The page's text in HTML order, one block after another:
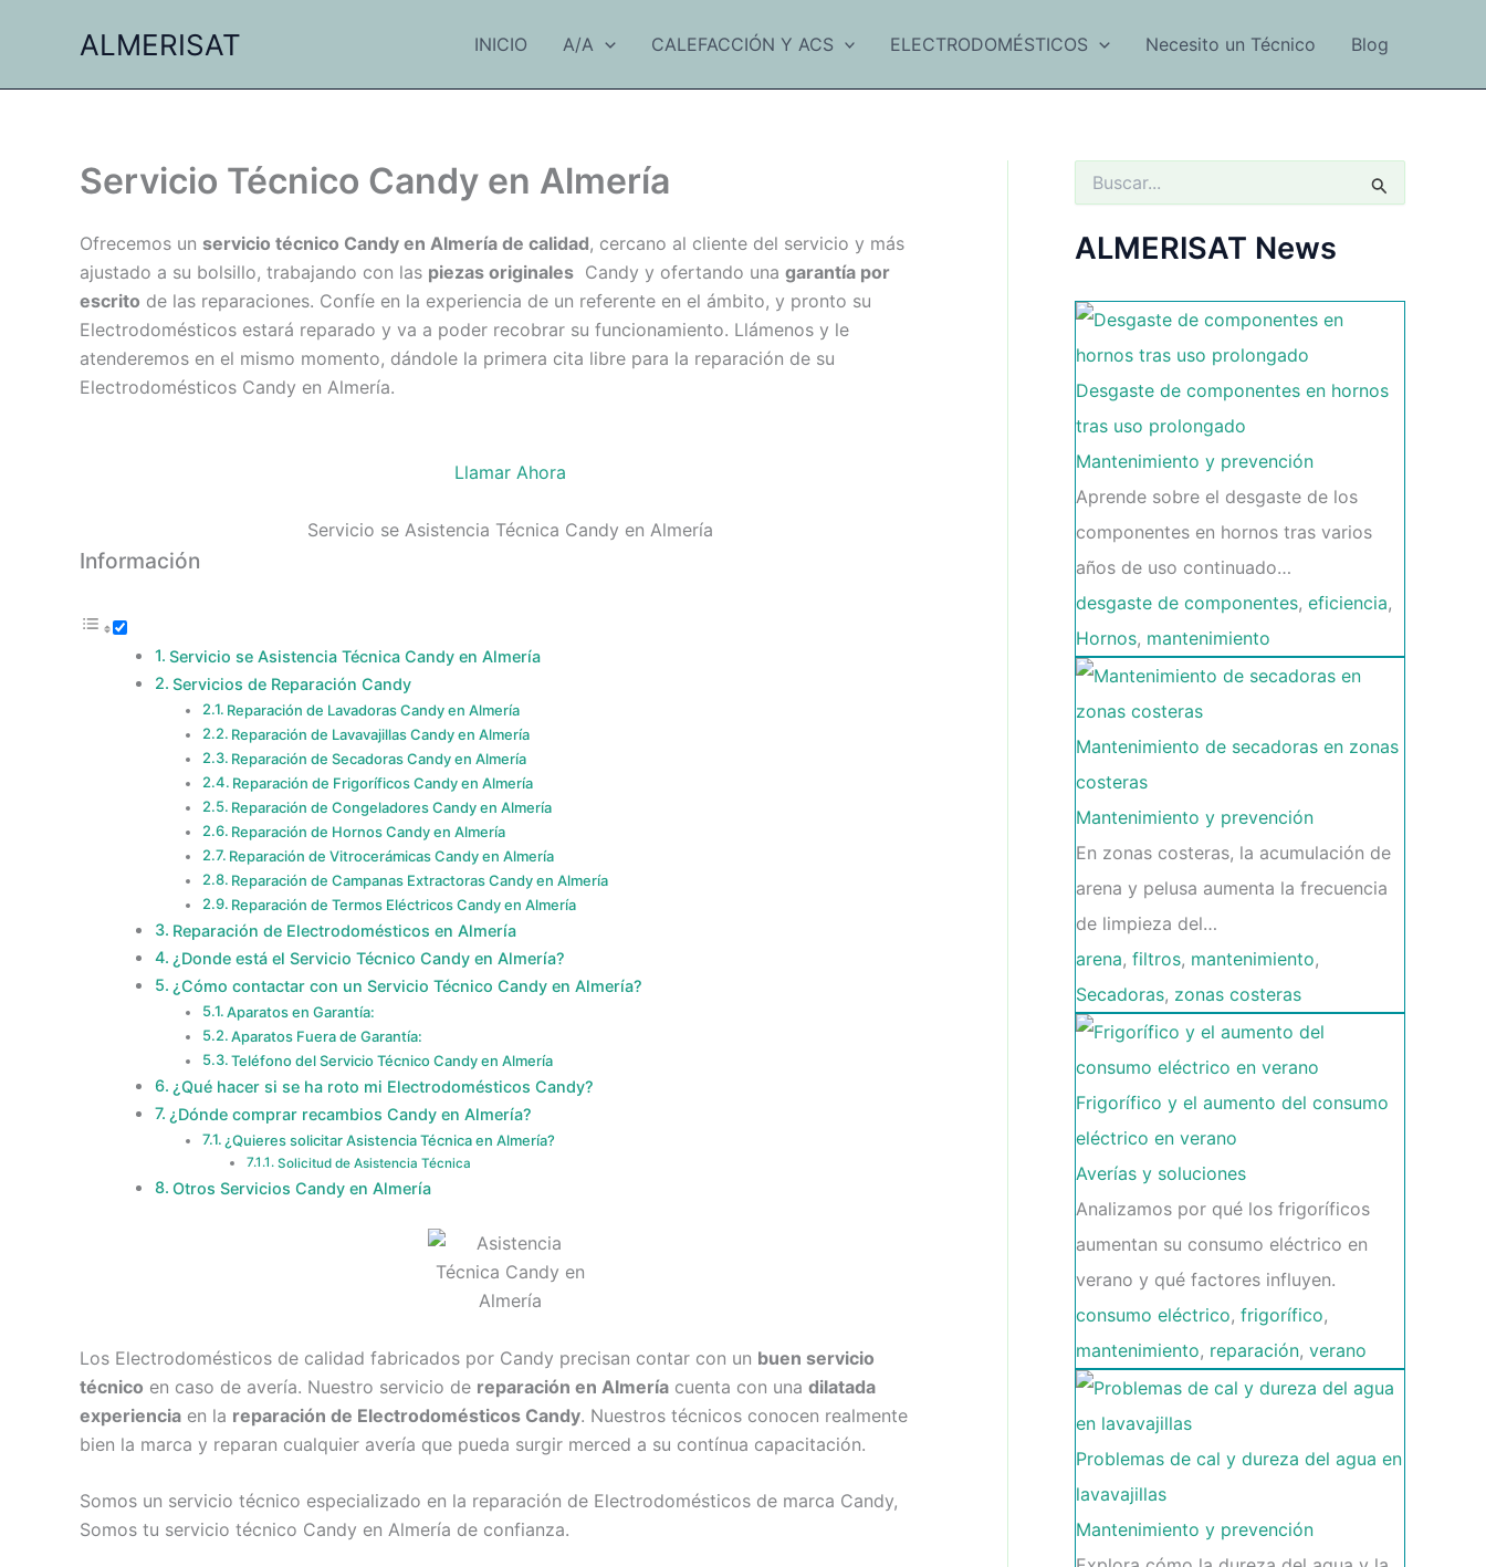
ALMERISAT INICIO A/A CALEFACCIÓN Y ACS ELECTRODOMÉSTICOS Necesito un Técnico Blog
Servicio Técnico Candy en Almería
Ofrecemos un servicio técnico Candy en Almería de calidad, cercano al cliente del servicio y más
ajustado a su bolsillo, trabajando con las piezas originales Candy y ofertando una garantía por
escrito de las reparaciones. Confíe en la experiencia de un referente en el ámbito, y pronto su
Electrodomésticos estará reparado y va a poder recobrar su funcionamiento. Llámenos y le
atenderemos en el mismo momento, dándole la primera cita libre para la reparación de su
Electrodomésticos Candy en Almería.
Llamar Ahora
Servicio se Asistencia Técnica Candy en Almería
Información
Servicio se Asistencia Técnica Candy en Almería
Servicios de Reparación Candy
Reparación de Lavadoras Candy en Almería
Reparación de Lavavajillas Candy en Almería
Reparación de Secadoras Candy en Almería
Reparación de Frigoríficos Candy en Almería
Reparación de Congeladores Candy en Almería
Reparación de Hornos Candy en Almería
Reparación de Vitrocerámicas Candy en Almería
Reparación de Campanas Extractoras Candy en Almería
Reparación de Termos Eléctricos Candy en Almería
Reparación de Electrodomésticos en Almería
¿Donde está el Servicio Técnico Candy en Almería?
¿Cómo contactar con un Servicio Técnico Candy en Almería?
Aparatos en Garantía:
Aparatos Fuera de Garantía:
Teléfono del Servicio Técnico Candy en Almería
¿Qué hacer si se ha roto mi Electrodomésticos Candy?
¿Dónde comprar recambios Candy en Almería?
¿Quieres solicitar Asistencia Técnica en Almería?
Solicitud de Asistencia Técnica
Otros Servicios Candy en Almería
Los Electrodomésticos de calidad fabricados por Candy precisan contar con un buen servicio
técnico en caso de avería. Nuestro servicio de reparación en Almería cuenta con una dilatada
experiencia en la reparación de Electrodomésticos Candy. Nuestros técnicos conocen realmente
bien la marca y reparan cualquier avería que pueda surgir merced a su contínua capacitación.
Somos un servicio técnico especializado en la reparación de Electrodomésticos de marca Candy,
Somos tu servicio técnico Candy en Almería de confianza.
c
a
p
o
r
ALMERISAT News
Desgaste de componentes en hornos
tras uso prolongado
Mantenimiento y prevención
Aprende sobre el desgaste de los
componentes en hornos tras varios
años de uso continuado…
desgaste de componentes, eficiencia,
Hornos, mantenimiento
Mantenimiento de secadoras en zonas
costeras
Mantenimiento y prevención
En zonas costeras, la acumulación de
arena y pelusa aumenta la frecuencia
de limpieza del…
arena, filtros, mantenimiento,
Secadoras, zonas costeras
Frigorífico y el aumento del consumo
eléctrico en verano
Averías y soluciones
Analizamos por qué los frigoríficos
aumentan su consumo eléctrico en
verano y qué factores influyen.
consumo eléctrico, frigorífico,
mantenimiento, reparación, verano
Problemas de cal y dureza del agua en
lavavajillas
Mantenimiento y prevención